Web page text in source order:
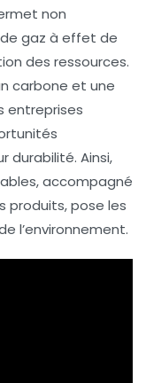
non
gaz à effet de
des ressources.
carbone et une
entreprises
durabilité. Ainsi,
accompagné
produits, pose les
l’environnement.